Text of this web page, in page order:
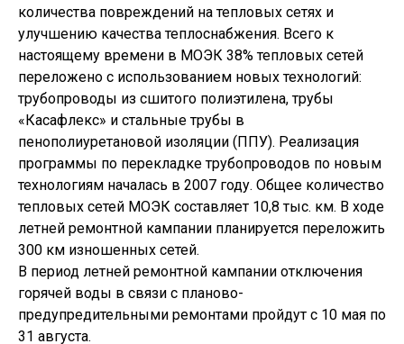
количества повреждений на тепловых сетях и
улучшению качества теплоснабжения. Всего к
настоящему времени в МОЭК 38% тепловых сетей
переложено с использованием новых технологий:
трубопроводы из сшитого полиэтилена, трубы
«Касафлекс» и стальные трубы в
пенополиуретановой изоляции (ППУ). Реализация
программы по перекладке трубопроводов по новым
технологиям началась в 2007 году. Общее количество
тепловых сетей МОЭК составляет 10,8 тыс. км. В ходе
летней ремонтной кампании планируется переложить
300 км изношенных сетей.
В период летней ремонтной кампании отключения
горячей воды в связи с планово-
предупредительными ремонтами пройдут с 10 мая по
31 августа.